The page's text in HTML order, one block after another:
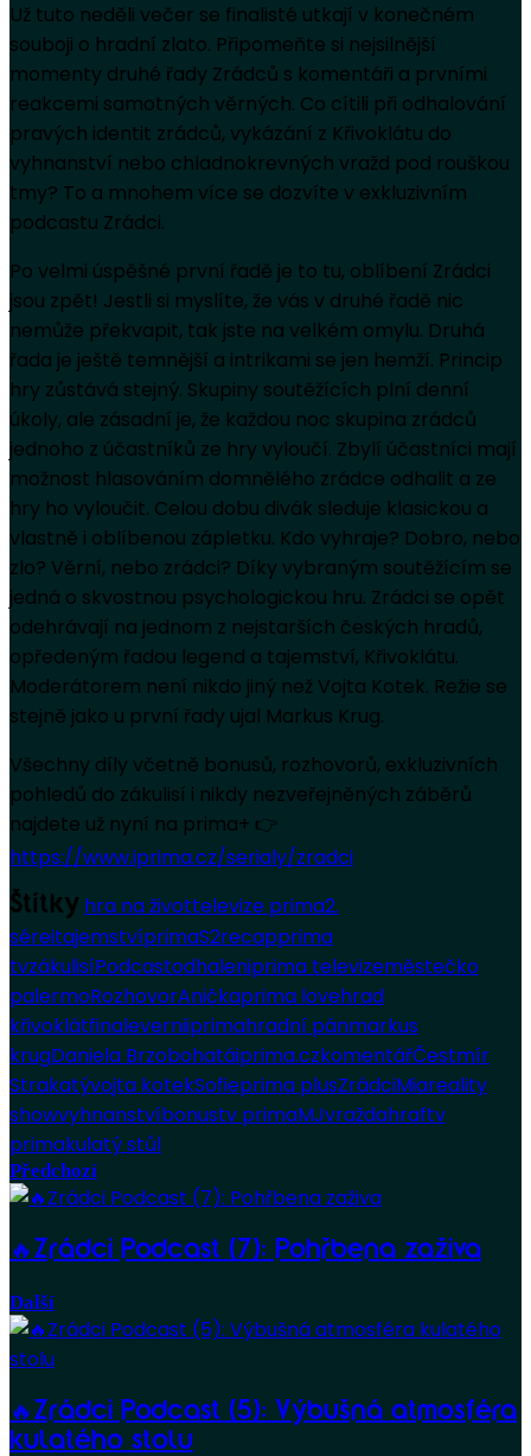
Už tuto neděli večer se finalisté utkají v konečném
souboji o hradní zlato. Připomeňte si nejsilnější
momenty druhé řady Zrádců s komentáři a prvními
reakcemi samotných věrných. Co cítili při odhalování
pravých identit zrádců, vykázání z Křivoklátu do
vyhnanství nebo chladnokrevných vražd pod rouškou
tmy? To a mnohem více se dozvíte v exkluzivním
podcastu Zrádci.
Po velmi úspěšné první řadě je to tu, oblíbení Zrádci
jsou zpět! Jestli si myslíte, že vás v druhé řadě nic
nemůže překvapit, tak jste na velkém omylu. Druhá
řada je ještě temnější a intrikami se jen hemží. Princip
hry zůstává stejný. Skupiny soutěžících plní denní
úkoly, ale zásadní je, že každou noc skupina zrádců
jednoho z účastníků ze hry vyloučí. Zbylí účastníci mají
možnost hlasováním domnělého zrádce odhalit a ze
hry ho vyloučit. Celou dobu divák sleduje klasickou a
vlastně i oblíbenou zápletku. Kdo vyhraje? Dobro, nebo
zlo? Věrní, nebo zrádci? Díky vybraným soutěžícím se
jedná o skvostnou psychologickou hru. Zrádci se opět
odehrávají na jednom z nejstarších českých hradů,
opředeným řadou legend a tajemství, Křivoklátu.
Moderátorem není nikdo jiný než Vojta Kotek. Režie se
stejně jako u první řady ujal Markus Krug.
Všechny díly včetně bonusů, rozhovorů, exkluzivních
pohledů do zákulisí i nikdy nezveřejněných záběrů
najdete už nyní na prima+ 👉
https://www.iprima.cz/serialy/zradci
Štítky hra na živottelevize prima2.
séreitajemstvíprimaS2recapprima
tvzákulisíPodcastodhaleniprima televizeměstečko
palermoRozhovorAničkaprima lovehrad
křivoklátfinaleverniiprimahradní pánmarkus
krugDaniela Brzobohatáiprima.czkomentářČestmír
Strakatývojta kotekSofieprima plusZrádciMiareality
showvyhnanstvíbonustv primaMJvraždahraftv
primakulatý stůl
Předchozí
🔥Zrádci Podcast (7): Pohřbena zaživa
Další
🔥Zrádci Podcast (5): Výbušná atmosféra
kulatého stolu